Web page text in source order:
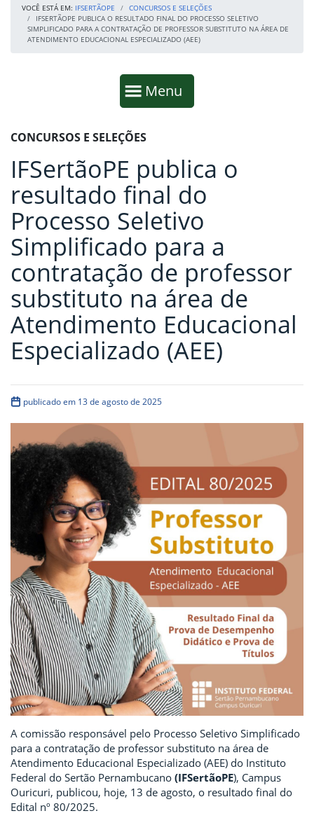
VOCÊ ESTÁ EM: IFSERTÃOPE
CONCURSOS E SELEÇÕES
IFSERTÃOPE PUBLICA O RESULTADO FINAL DO PROCESSO SELETIVO
SIMPLIFICADO PARA A CONTRATAÇÃO DE PROFESSOR SUBSTITUTO NA ÁREA DE
ATENDIMENTO EDUCACIONAL ESPECIALIZADO (AEE)
Mostrar
Menu
Fim da navegação
Início do conteúdo
CONCURSOS E SELEÇÕES
IFSertãoPE publica o
resultado final do
Processo Seletivo
Simplificado para a
contratação de professor
substituto na área de
Atendimento Educacional
Especializado (AEE)
publicado em 13 de agosto de 2025
A comissão responsável pelo Processo Seletivo Simplificado
para a contratação de professor substituto na área de
Atendimento Educacional Especializado (AEE) do Instituto
Federal do Sertão Pernambucano (IFSertãoPE), Campus
Ouricuri, publicou, hoje, 13 de agosto, o resultado final do
Edital nº 80/2025.